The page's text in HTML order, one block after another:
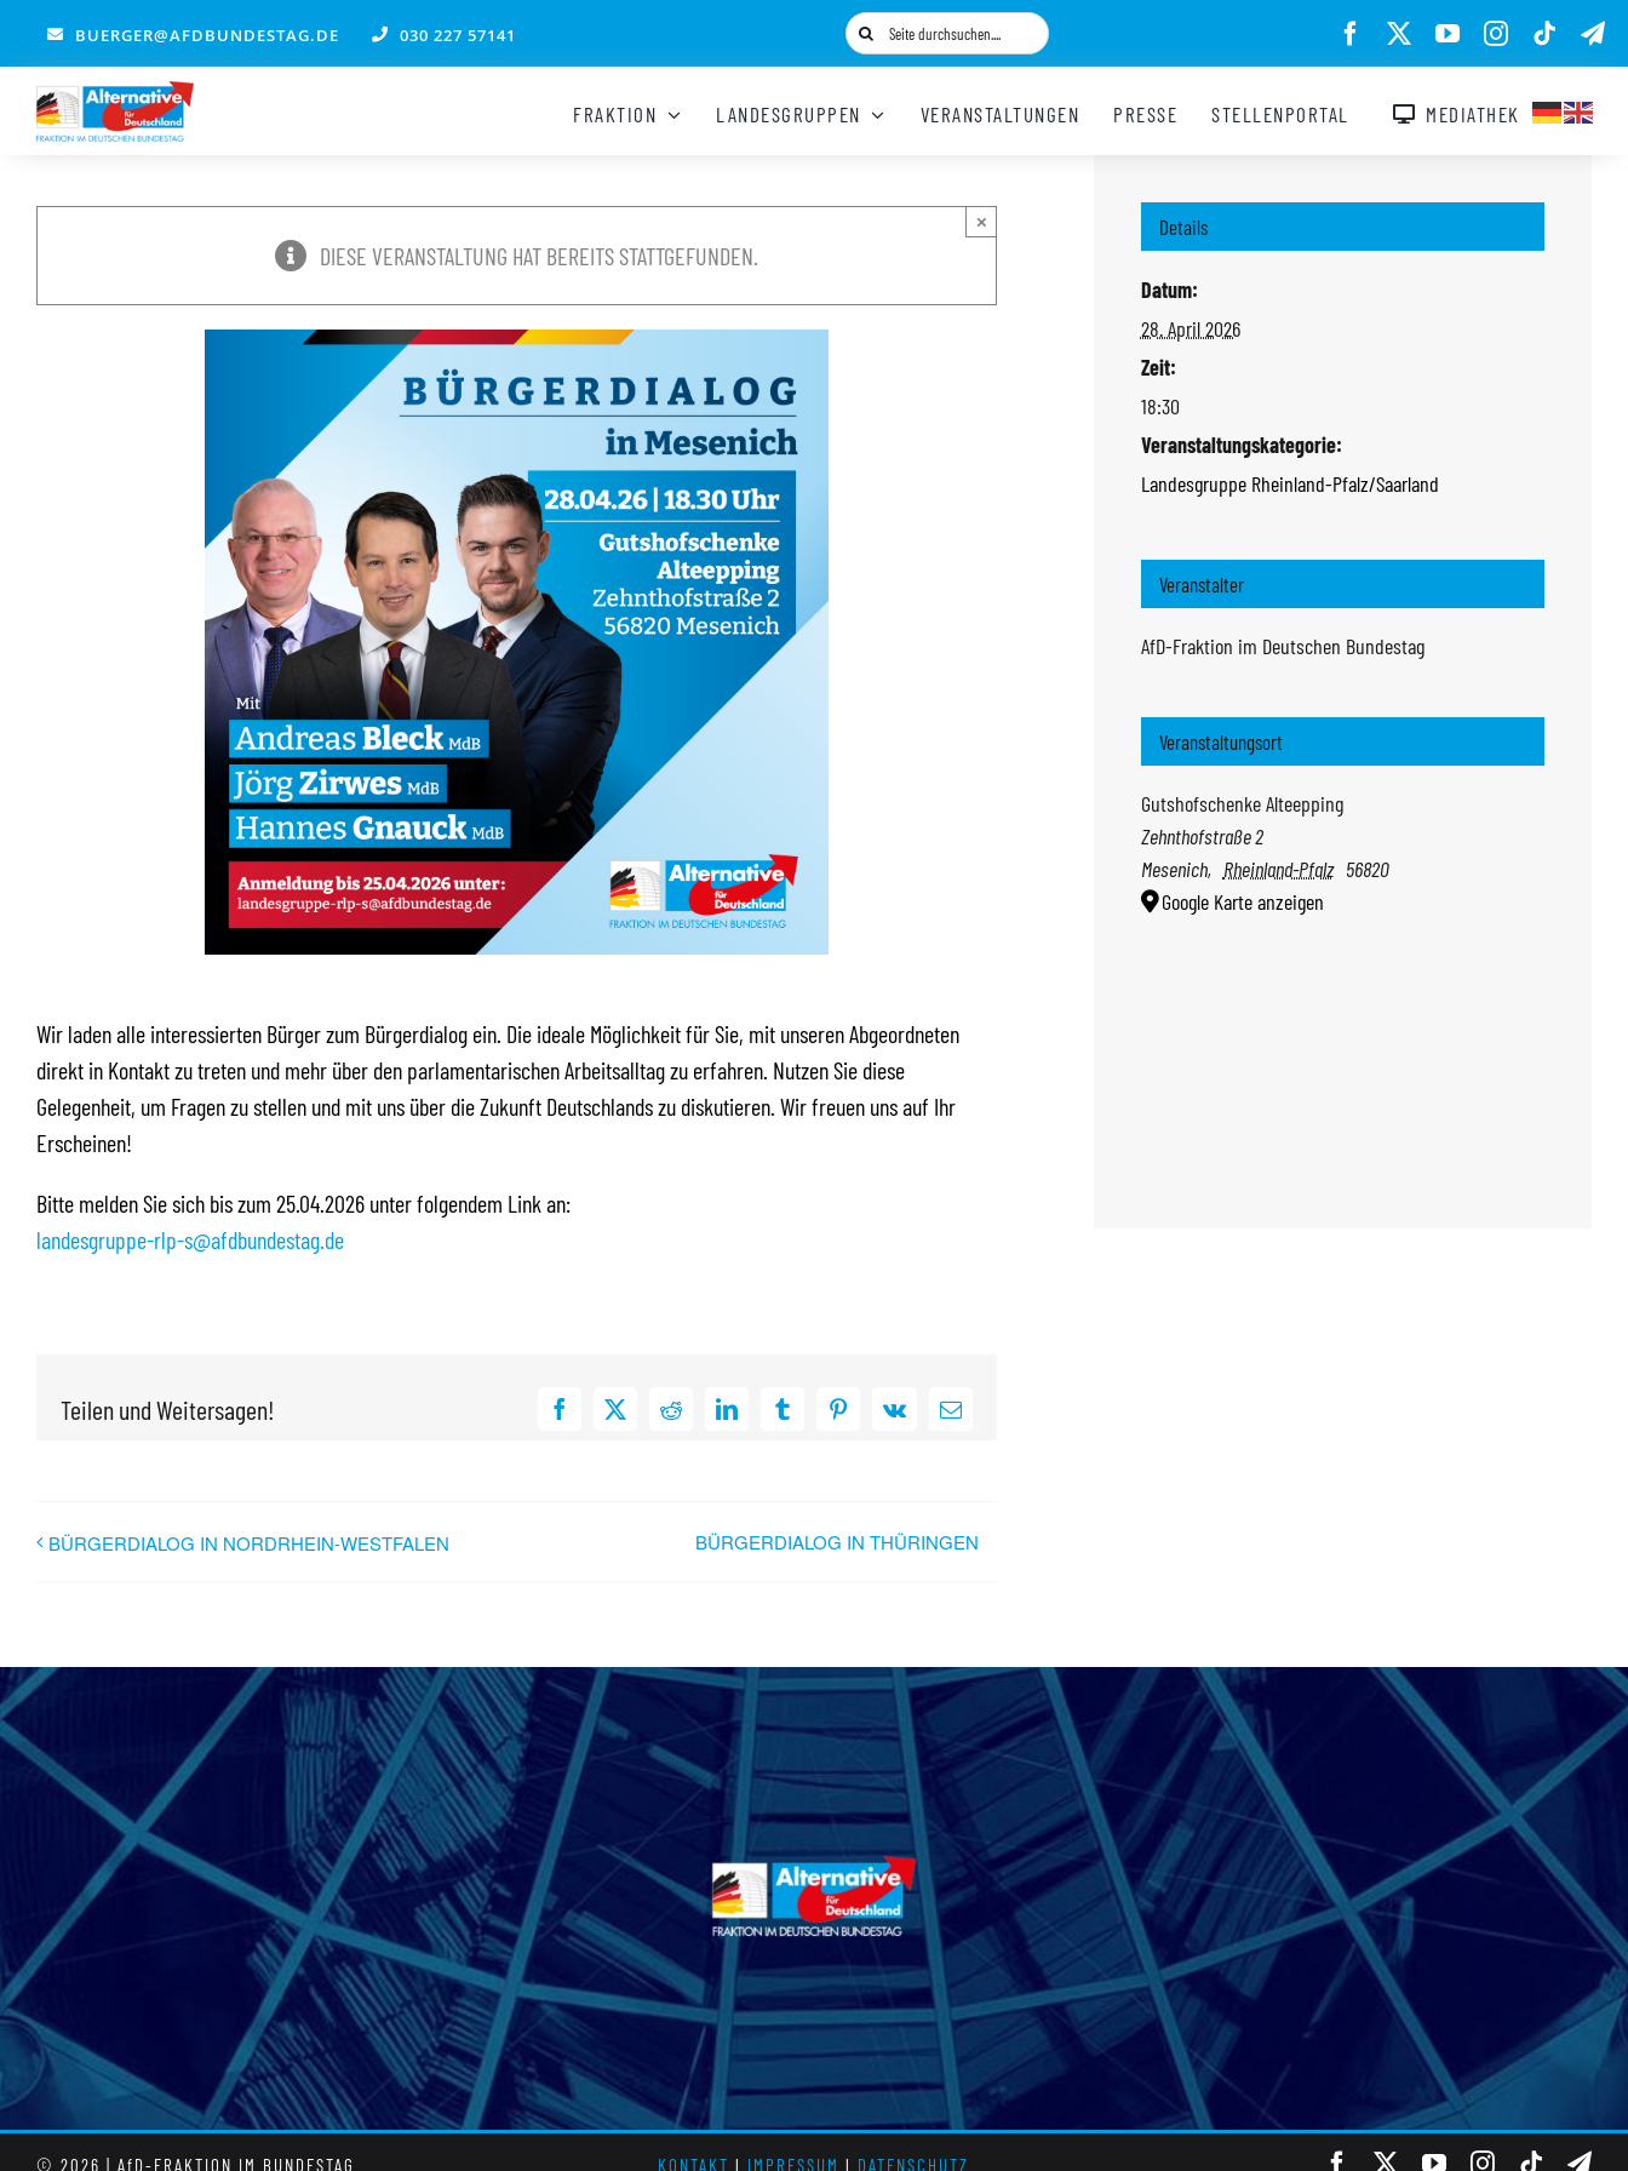
springen
BUERGER@AFDBUNDESTAG.DE 030 227 57141
Suche
nach:
FRAKTION LANDESGRUPPEN VERANSTALTUNGEN PRESSE STELLENPORTAL MEDIATHEK
DIESE VERANSTALTUNG HAT BEREITS STATTGEFUNDEN.
×
Wir laden alle interessierten Bürger zum Bürgerdialog ein. Die ideale Möglichkeit für Sie, mit unseren Abgeordneten
direkt in Kontakt zu treten und mehr über den parlamentarischen Arbeitsalltag zu erfahren. Nutzen Sie diese
Gelegenheit, um Fragen zu stellen und mit uns über die Zukunft Deutschlands zu diskutieren. Wir freuen uns auf Ihr
Erscheinen!
Bitte melden Sie sich bis zum 25.04.2026 unter folgendem Link an:
landesgruppe-rlp-s@afdbundestag.de
Teilen und Weitersagen! Facebook
X RedditLinkedInTumblrPinterest
Vk
E-
BÜRGERDIALOG IN NORDRHEIN-WESTFALEN BÜRGERDIALOG IN THÜRINGEN
Details
Datum:
28. April 2026
Zeit:
18:30
Veranstaltungskategorie:
Landesgruppe Rheinland-Pfalz/Saarland
Veranstalter
AfD-Fraktion im Deutschen Bundestag
Veranstaltungsort
Gutshofschenke Alteepping
Zehnthofstraße 2
Mesenich, Rheinland-Pfalz 56820
Google Karte anzeigen
© 2026 | AfD-FRAKTION IM BUNDESTAG KONTAKT l IMPRESSUM l DATENSCHUTZ